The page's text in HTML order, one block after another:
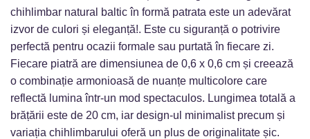
chihlimbar natural baltic în formă patrata este un adevărat
izvor de culori și eleganță!. Este cu siguranță o potrivire
perfectă pentru ocazii formale sau purtată în fiecare zi.
Fiecare piatră are dimensiunea de 0,6 x 0,6 cm și creează
o combinație armonioasă de nuanțe multicolore care
reflectă lumina într-un mod spectaculos. Lungimea totală a
brățării este de 20 cm, iar design-ul minimalist precum și
variația chihlimbarului oferă un plus de originalitate șic.